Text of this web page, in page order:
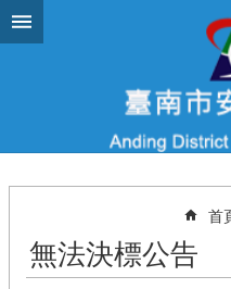
跳到主要內容區塊
首
無法決標公告